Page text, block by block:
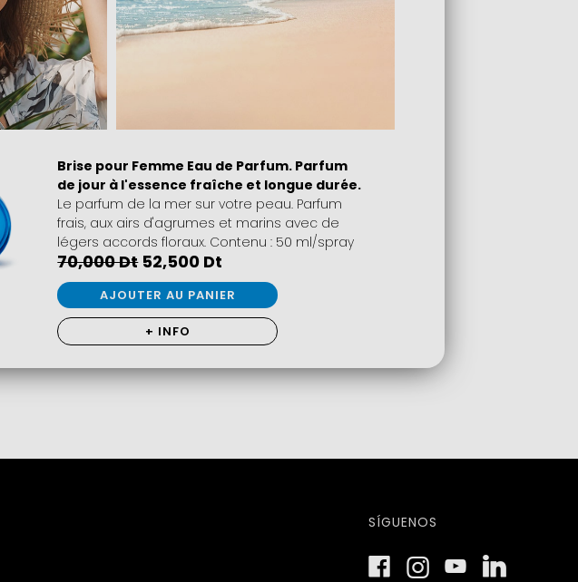
Brise pour Femme Eau de Parfum. Parfum
de jour à l'essence fraîche et longue durée.
Le parfum de la mer sur votre peau. Parfum
frais, aux airs d'agrumes et marins avec de
légers accords floraux. Contenu : 50 ml/spray
70,000 Dt 52,500 Dt
AJOUTER AU PANIER
+ INFO
SÍGUENOS